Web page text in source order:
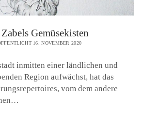
Gemüsekisten
16. NOVEMBER 2020
inmitten einer ländlichen und
Region aufwächst, hat das
vom dem andere